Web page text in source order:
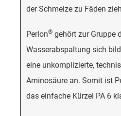
der Schmelze zu Fäden
Perlon® gehört zur Gruppe
Wasserabspaltung sich
eine unkomplizierte,
Aminosäure an. Somit ist
das einfache Kürzel PA 6